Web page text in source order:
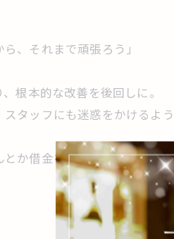
、それまで頑張ろう」
根本的な改善を後回しに。
タッフにも迷惑をかけるよ
か借金を整理し、閉店へ。